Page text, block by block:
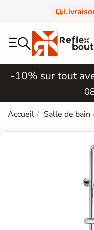
-10% sur tout
Accueil Salle de bain